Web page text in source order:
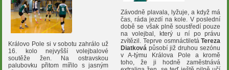
Královo Pole si v sobotu zahrálo už
16. kolo nejvyšší volejbalové
soutěže žen. Na ostravskou
palubovku přitom mířilo s jasným
Závodně plavala, lyžuje, a když má
čas, ráda jezdí na kole. V poslední
době se však plně soustředí pouze
na volejbal, který u ní po právu
zvítězil. Teprve osmnáctiletáTereza
Diatkovápůsobí již druhou sezónu
v A-týmu Králova Pole a kromě
toho, že ji hodně zaměstnává